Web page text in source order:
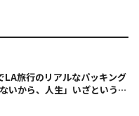
LA旅行のリアルなパッキング
いから、人生」いざというと